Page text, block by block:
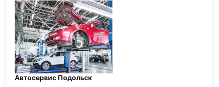
Автосервис Подольск